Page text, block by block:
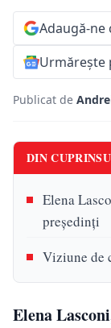
Adaugă-ne
Urmărește
Publicat de
DIN
Elena
președinți
Viziune de
Elena